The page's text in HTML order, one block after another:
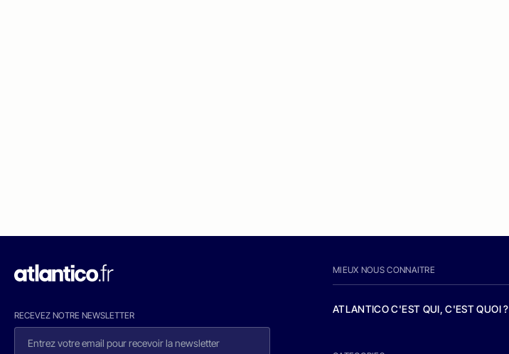
RECEVEZ NOTRE NEWSLETTER
MIEUX NOUS CONNAITRE
ATLANTICO C'EST QUI, C'EST QUOI ?